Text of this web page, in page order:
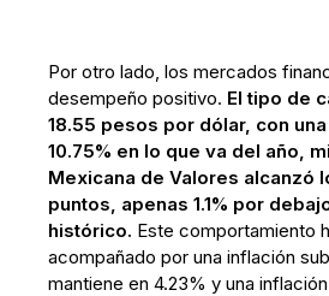
Por otro lado, los mercados
desempeño positivo. El tipo de
18.55 pesos por dólar, con
10.75% en lo que va del año,
Mexicana de Valores alcanzó
puntos, apenas 1.1% por
histórico. Este comportamiento
acompañado por una inflación
mantiene en 4.23% y una